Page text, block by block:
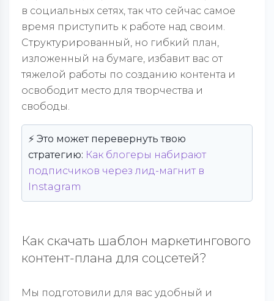
в социальных сетях, так что сейчас самое
время приступить к работе над своим.
Структурированный, но гибкий план,
изложенный на бумаге, избавит вас от
тяжелой работы по созданию контента и
освободит место для творчества и
свободы.
⚡️ Это может перевернуть твою
стратегию: Как блогеры набирают
подписчиков через лид-магнит в
Instagram
Как скачать шаблон маркетингового
контент-плана для соцсетей?
Мы подготовили для вас удобный и